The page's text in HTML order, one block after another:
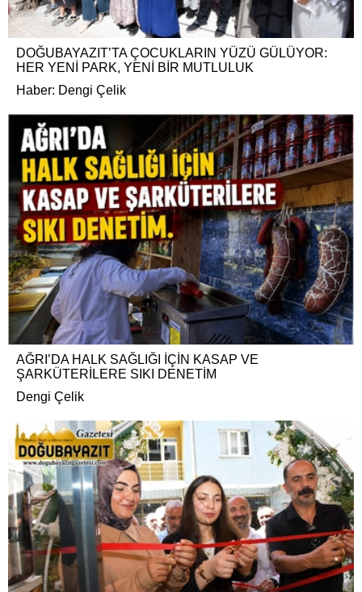
DOĞUBAYAZIT’TA ÇOCUKLARIN YÜZÜ GÜLÜYOR:
HER YENİ PARK, YENİ BİR MUTLULUK
Haber: Dengi Çelik
AĞRI’DA HALK SAĞLIĞI İÇİN KASAP VE
ŞARKÜTERİLERE SIKI DENETİM
Dengi Çelik